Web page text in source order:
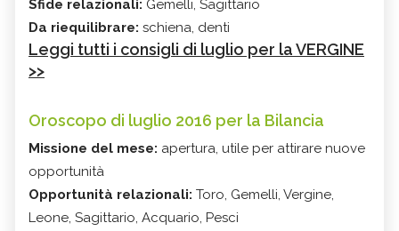
Sfide relazionali: Gemelli, Sagittario
Da riequilibrare: schiena, denti
Leggi tutti i consigli di luglio per la VERGINE
>>
Oroscopo di luglio 2016 per la Bilancia
Missione del mese: apertura, utile per attirare nuove
opportunità
Opportunità relazionali: Toro, Gemelli, Vergine,
Leone, Sagittario, Acquario, Pesci